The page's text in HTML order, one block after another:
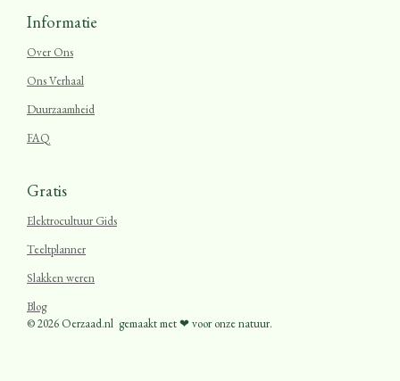
Informatie
Over Ons
Ons Verhaal
Duurzaamheid
FAQ
Gratis
Elektrocultuur Gids
Teeltplanner
Slakken weren
Blog
© 2026 Oerzaad.nl gemaakt met ❤ voor onze natuur.